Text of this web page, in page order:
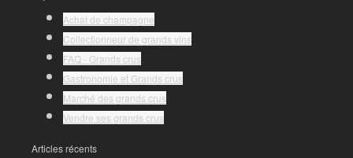
Achat de champagne
Collectionneur de grands vins
FAQ - Grands crus
Gastronomie et Grands crus
Marché des grands crus
Vendre ses grands crus
Articles récents